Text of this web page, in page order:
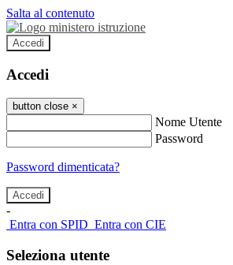
Salta al contenuto
Accedi
Accedi
button close ×
Nome Utente
Password
Password dimenticata?
-
Entra con SPID Entra con CIE
Seleziona utente